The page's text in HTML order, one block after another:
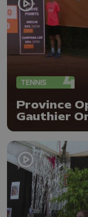
TENNIS
Province
Gauthier